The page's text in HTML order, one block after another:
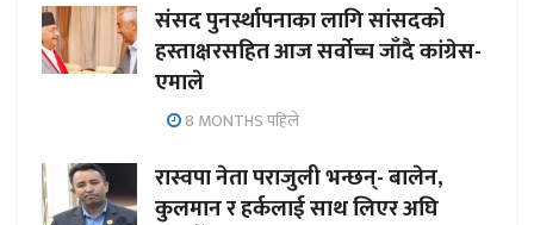
संसद पुनर्स्थापनाका लागि सांसदको
हस्ताक्षरसहित आज सर्वोच्च जाँदै कांग्रेस-
एमाले
8 MONTHS पहिले
रास्वपा नेता पराजुली भन्छन्- बालेन,
कुलमान र हर्कलाई साथ लिएर अघि